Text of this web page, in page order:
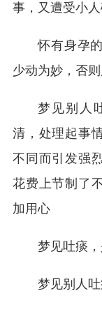
事，又遭受小人
怀有身孕
少动为妙，否则
梦见别人
清，处理起事
不同而引发强
花费上节制了
加用心
梦见吐痰，
梦见别人